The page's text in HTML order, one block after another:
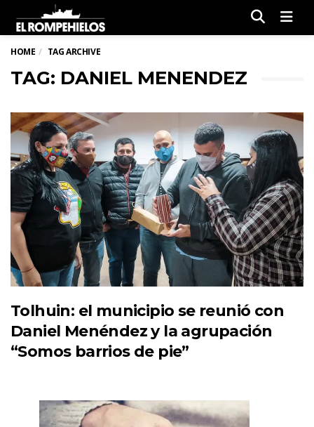
HOME TAG ARCHIVE
TAG: DANIEL MENENDEZ
Tolhuin: el municipio se reunió con
Daniel Menéndez y la agrupación
“Somos barrios de pie”